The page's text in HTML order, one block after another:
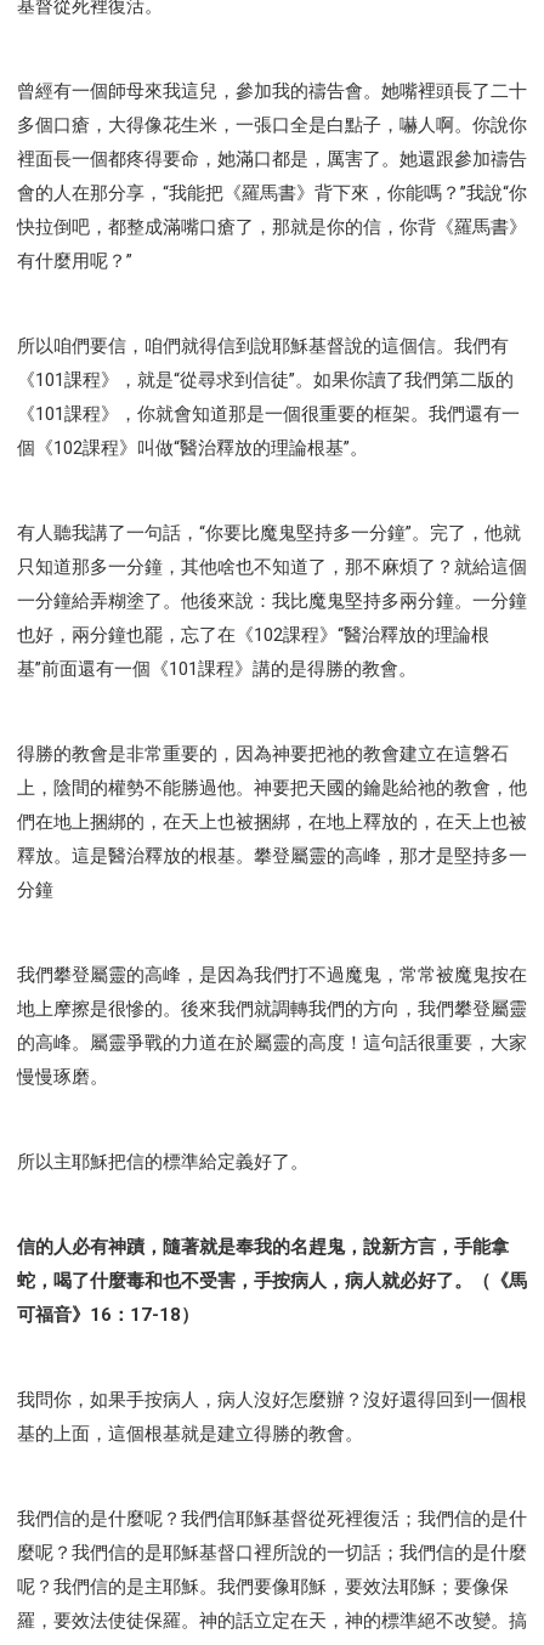
基督從死裡復活。
曾經有一個師母來我這兒，參加我的禱告會。她嘴裡頭長了二十
多個口瘡，大得像花生米，一張口全是白點子，嚇人啊。你說你
裡面長一個都疼得要命，她滿口都是，厲害了。她還跟參加禱告
會的人在那分享，“我能把《羅馬書》背下來，你能嗎？”我說“你
快拉倒吧，都整成滿嘴口瘡了，那就是你的信，你背《羅馬書》
有什麼用呢？”
所以咱們要信，咱們就得信到說耶穌基督說的這個信。我們有
《101課程》，就是“從尋求到信徒”。如果你讀了我們第二版的
《101課程》，你就會知道那是一個很重要的框架。我們還有一
個《102課程》叫做“醫治釋放的理論根基”。
有人聽我講了一句話，“你要比魔鬼堅持多一分鐘”。完了，他就
只知道那多一分鐘，其他啥也不知道了，那不麻煩了？就給這個
一分鐘給弄糊塗了。他後來說：我比魔鬼堅持多兩分鐘。一分鐘
也好，兩分鐘也罷，忘了在《102課程》“醫治釋放的理論根
基”前面還有一個《101課程》講的是得勝的教會。
得勝的教會是非常重要的，因為神要把祂的教會建立在這磐石
上，陰間的權勢不能勝過他。神要把天國的鑰匙給祂的教會，他
們在地上捆綁的，在天上也被捆綁，在地上釋放的，在天上也被
釋放。這是醫治釋放的根基。攀登屬靈的高峰，那才是堅持多一
分鐘
我們攀登屬靈的高峰，是因為我們打不過魔鬼，常常被魔鬼按在
地上摩擦是很慘的。後來我們就調轉我們的方向，我們攀登屬靈
的高峰。屬靈爭戰的力道在於屬靈的高度！這句話很重要，大家
慢慢琢磨。
所以主耶穌把信的標準給定義好了。
信的人必有神蹟，隨著就是奉我的名趕鬼，說新方言，手能拿
蛇，喝了什麼毒和也不受害，手按病人，病人就必好了。（《馬
可福音》16：17-18）
我問你，如果手按病人，病人沒好怎麼辦？沒好還得回到一個根
基的上面，這個根基就是建立得勝的教會。
我們信的是什麼呢？我們信耶穌基督從死裡復活；我們信的是什
麼呢？我們信的是耶穌基督口裡所說的一切話；我們信的是什麼
呢？我們信的是主耶穌。我們要像耶穌，要效法耶穌；要像保
羅，要效法使徒保羅。神的話立定在天，神的標準絕不改變。搞